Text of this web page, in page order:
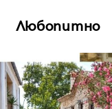
Любопитно